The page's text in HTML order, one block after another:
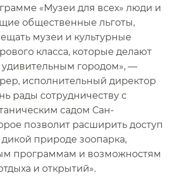
«Музеи для всех» люди и
общественные льготы,
музеи и культурные
класса, которые делают
городом», —
исполнительный директор
рады сотрудничеству с
садом Сан-
позволит расширить доступ
природе зоопарка,
программам и возможностям
и открытий».​​